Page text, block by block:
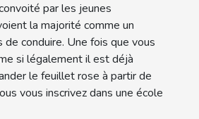
par les jeunes
la majorité comme un
de conduire. Une fois que vous
si légalement il est déjà
le feuillet rose à partir de
vous inscrivez dans une école